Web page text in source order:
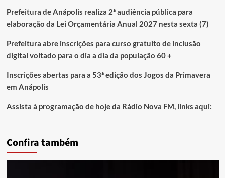
Prefeitura de Anápolis realiza 2ª audiência pública para
elaboração da Lei Orçamentária Anual 2027 nesta sexta (7)
Prefeitura abre inscrições para curso gratuito de inclusão
digital voltado para o dia a dia da população 60 +
Inscrições abertas para a 53ª edição dos Jogos da Primavera
em Anápolis
Assista à programação de hoje da Rádio Nova FM, links aqui:
Confira também